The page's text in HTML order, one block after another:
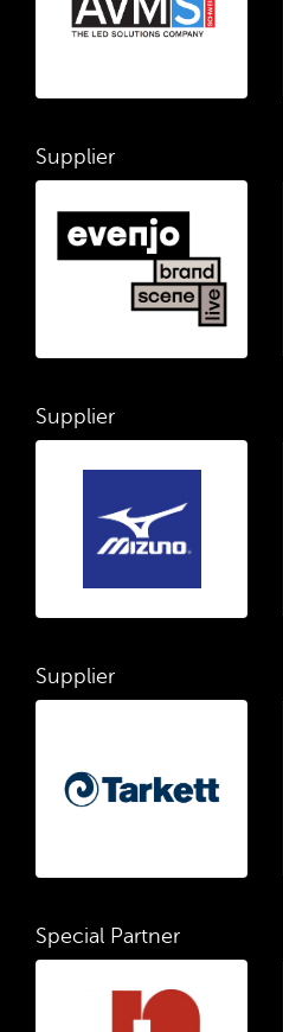
Supplier
Supplier
Supplier
Special Partner